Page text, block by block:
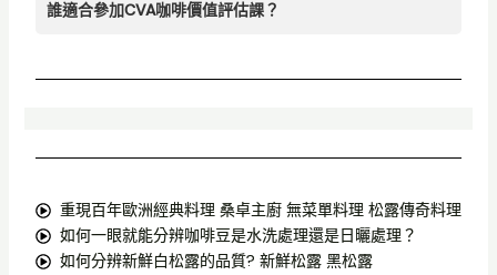
誰適合參加CVA咖啡價值評估課？
重現百年歐洲經典料理 桑卓主廚 無菜單料理 松露傳奇料理
如何一眼就能分辨咖啡豆是水洗處理還是日曬處理？
如何分辨新鮮白松露的品質? 新鮮松露 黑松露